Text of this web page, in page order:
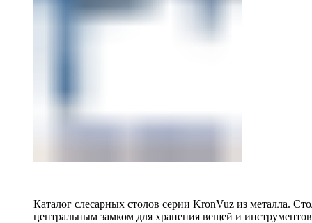
Каталог слесарных столов серии KronVuz из металла.
центральным замком для хранения вещей и